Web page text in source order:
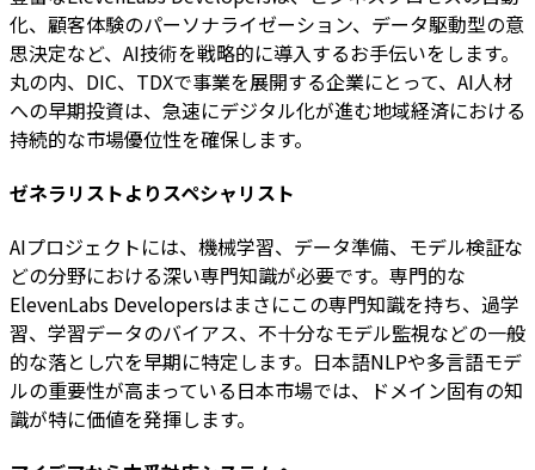
化、顧客体験のパーソナライゼーション、データ駆動型の意
思決定など、AI技術を戦略的に導入するお手伝いをします。
丸の内、DIC、TDXで事業を展開する企業にとって、AI人材
への早期投資は、急速にデジタル化が進む地域経済における
持続的な市場優位性を確保します。
ゼネラリストよりスペシャリスト
AIプロジェクトには、機械学習、データ準備、モデル検証な
どの分野における深い専門知識が必要です。専門的な
ElevenLabs Developersはまさにこの専門知識を持ち、過学
習、学習データのバイアス、不十分なモデル監視などの一般
的な落とし穴を早期に特定します。日本語NLPや多言語モデ
ルの重要性が高まっている日本市場では、ドメイン固有の知
識が特に価値を発揮します。